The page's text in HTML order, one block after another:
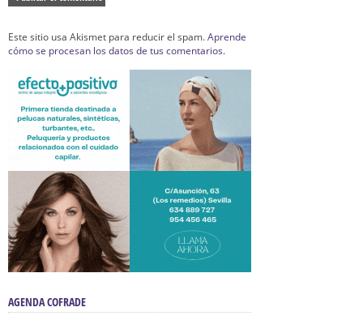
Este sitio usa Akismet para reducir el spam.Aprende
cómo se procesan los datos de tus comentarios.
AGENDA COFRADE